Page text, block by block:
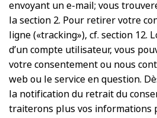
envoyant un e-mail; vous
la section 2. Pour retirer votre
ligne («tracking»), cf. section 12.
d’un compte utilisateur, vous
votre consentement ou nous
web ou le service en question.
la notification du retrait du
traiterons plus vos informations